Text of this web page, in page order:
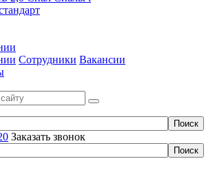
Сотрудники Вакансии
Заказать звонок